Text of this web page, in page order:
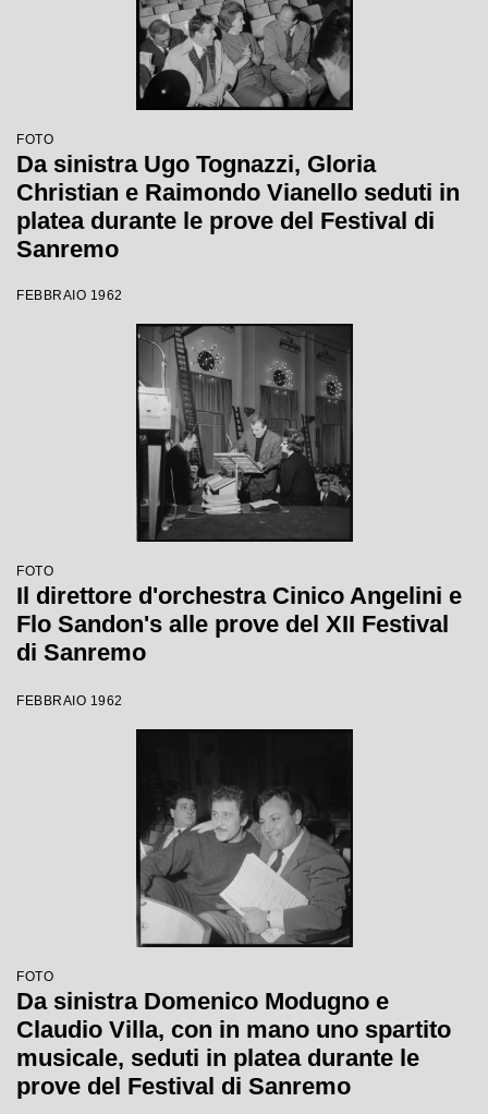
FOTO
Da sinistra Ugo Tognazzi, Gloria
Christian e Raimondo Vianello seduti in
platea durante le prove del Festival di
Sanremo
FEBBRAIO 1962
FOTO
Il direttore d'orchestra Cinico Angelini e
Flo Sandon's alle prove del XII Festival
di Sanremo
FEBBRAIO 1962
FOTO
Da sinistra Domenico Modugno e
Claudio Villa, con in mano uno spartito
musicale, seduti in platea durante le
prove del Festival di Sanremo